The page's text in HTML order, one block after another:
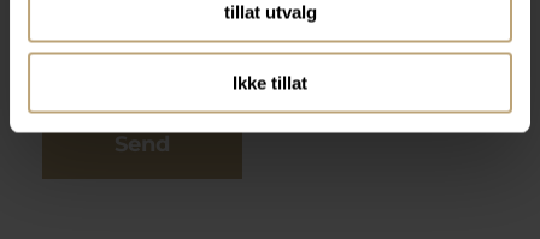
tillat utvalg
Ikke tillat
Send